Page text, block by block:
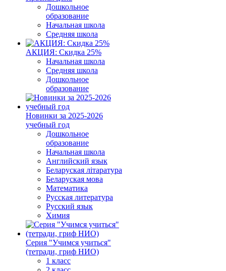
Дошкольное
образование
Начальная школа
Средняя школа
АКЦИЯ: Скидка 25%
Начальная школа
Средняя школа
Дошкольное
образование
Новинки за 2025-2026
учебный год
Дошкольное
образование
Начальная школа
Английский язык
Беларуская літаратура
Беларуская мова
Математика
Русская литература
Русский язык
Химия
Серия "Учимся учиться"
(тетради, гриф НИО)
1 класс